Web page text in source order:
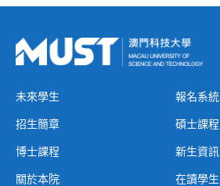
未來學生 報名系統
招生簡章 碩士課程
博士課程 新生資訊
關於本院 在讀學生